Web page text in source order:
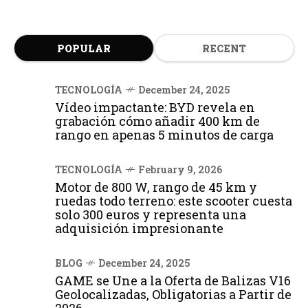
POPULAR RECENT
TECNOLOGÍA December 24, 2025
Vídeo impactante: BYD revela en
grabación cómo añadir 400 km de
rango en apenas 5 minutos de carga
TECNOLOGÍA February 9, 2026
Motor de 800 W, rango de 45 km y
ruedas todo terreno: este scooter cuesta
solo 300 euros y representa una
adquisición impresionante
BLOG December 24, 2025
GAME se Une a la Oferta de Balizas V16
Geolocalizadas, Obligatorias a Partir de